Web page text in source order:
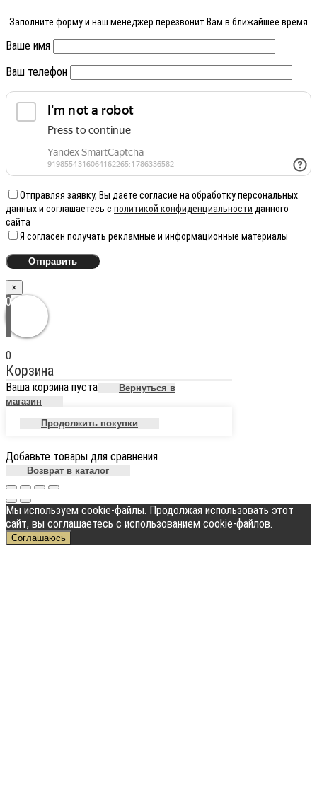
Заполните форму и наш менеджер перезвонит Вам в ближайшее время
Ваше имя
Ваш телефон
Отправляя заявку, Вы даете согласие на обработку персональных
данных и соглашаетесь с политикой конфиденциальности данного
сайта
Я согласен получать рекламные и информационные материалы
×
0
0
Корзина
Ваша корзина пуста
Вернуться в
магазин
Продолжить покупки
Добавьте товары для сравнения
Возврат в каталог
Мы используем cookie-файлы. Продолжая использовать этот
сайт, вы соглашаетесь с использованием cookie-файлов.
Соглашаюсь